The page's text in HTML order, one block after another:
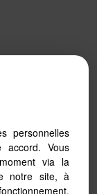
personnelles
accord. Vous
via la
notre site, à